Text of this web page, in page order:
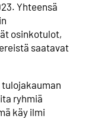
Yhteensä
osinkotulot,
saatavat
ryhmiä
käy ilmi